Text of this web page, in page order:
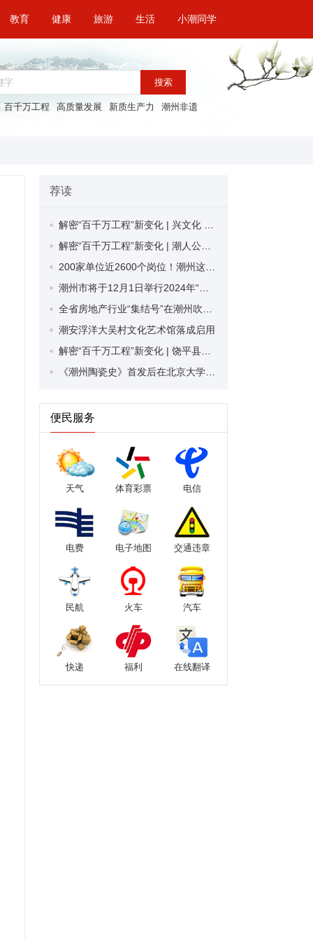
教育 健康 旅游 生活 小潮同学
搜索
百千万工程 高质量发展 新质生产力 潮州非遗
荐读
潮安浮洋大吴村文化艺术馆落成启用
便民服务
天气 体育彩票 电信
电费 电子地图 交通违章
民航 火车 汽车
快递 福利 在线翻译